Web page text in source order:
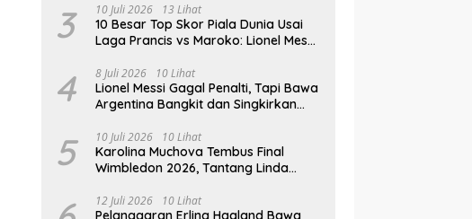
3 10 Juli 2026 13 Lihat
10 Besar Top Skor Piala Dunia Usai
Laga Prancis vs Maroko: Lionel Messi
4 8 Juli 2026 10 Lihat
Lionel Messi Gagal Penalti, Tapi Bawa
Argentina Bangkit dan Singkirkan
5 10 Juli 2026 10 Lihat
Karolina Muchova Tembus Final
Wimbledon 2026, Tantang Linda
12 Juli 2026 10 Lihat
Pelanggaran Erling Haaland Bawa